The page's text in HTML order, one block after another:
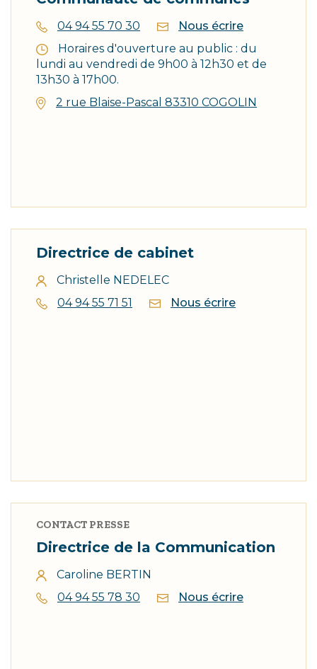
04 94 55 70 30
Nous écrire
Horaires d'ouverture au public : du
lundi au vendredi de 9h00 à 12h30 et de
13h30 à 17h00.
2 rue Blaise-Pascal 83310 COGOLIN
Directrice de cabinet
Christelle NEDELEC
04 94 55 71 51
Nous écrire
CONTACT PRESSE
Directrice de la Communication
Caroline BERTIN
04 94 55 78 30
Nous écrire